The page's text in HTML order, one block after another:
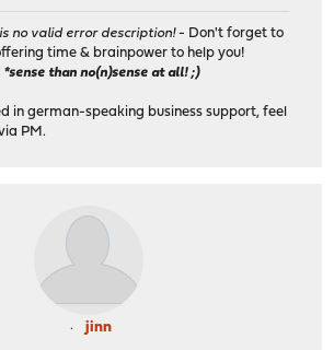
no valid error description!- Don't forget to
time & brainpower to help you!
than no(n)sense at all! ;)
in german-speaking business support, feel
PM.
jinn